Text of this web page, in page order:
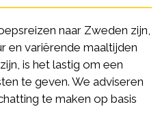
naar Zweden zijn,
en variërende maaltijden
is het lastig om een
te geven. We adviseren
te maken op basis